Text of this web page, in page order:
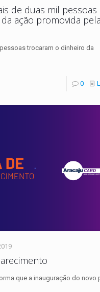
de duas mil pessoas
ação promovida pela
trocaram o dinheiro da
0
que a inauguração do novo